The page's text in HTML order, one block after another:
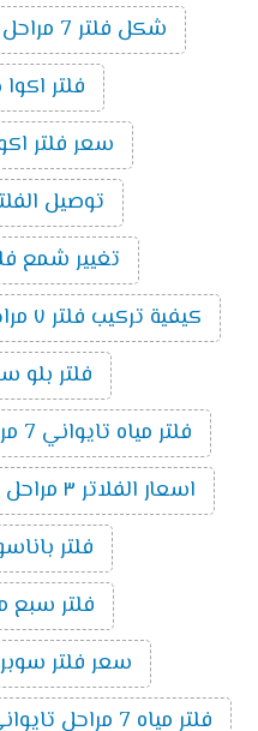
شكل فلتر 7 مراحل
فلتر اكوا جيم
سعر فلتر اكوا
توصيل
تغيير شمع فلتر
كيفية تركيب فلتر ٧ مراحل
فلتر بلو سكاي
فلتر مياه تايواني 7 مراحل
اسعار الفلاتر ٣ مراحل
فلتر
فلتر سبع
سعر فلتر سوبر
فلتر مياه 7 مراحل تايوانى